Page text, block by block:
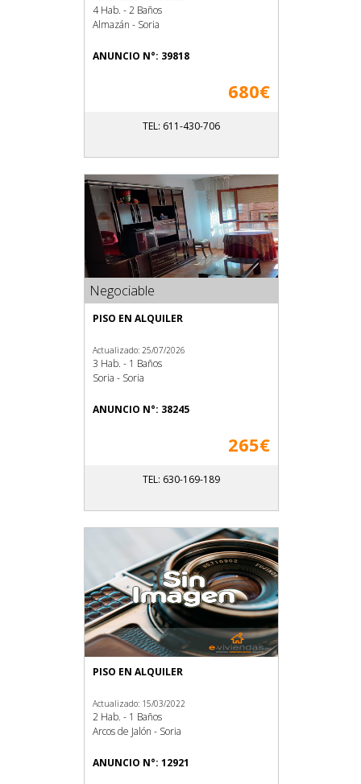
4 Hab. - 2 Baños
Almazán - Soria
ANUNCIO N°: 39818
680€
TEL: 611-430-706
PISO EN ALQUILER
Actualizado: 25/07/2026
3 Hab. - 1 Baños
Soria - Soria
ANUNCIO N°: 38245
265€
Negociable
TEL: 630-169-189
PISO EN ALQUILER
Actualizado: 15/03/2022
2 Hab. - 1 Baños
Arcos de Jalón - Soria
ANUNCIO N°: 12921